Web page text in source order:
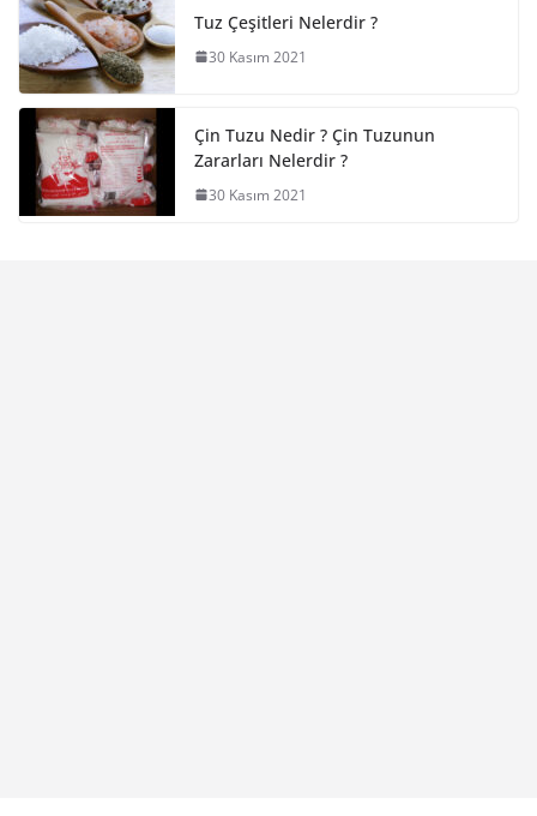
Tuz Çeşitleri Nelerdir ?
30 Kasım 2021
Çin Tuzu Nedir ? Çin Tuzunun
Zararları Nelerdir ?
30 Kasım 2021